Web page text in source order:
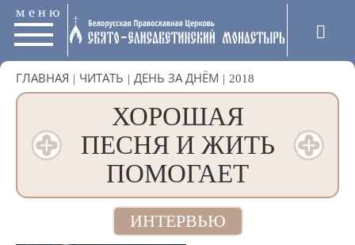
меню
ГЛАВНАЯ | ЧИТАТЬ | ДЕНЬ ЗА ДНЁМ | 2018
ХОРОШАЯ
ПЕСНЯ И ЖИТЬ
ПОМОГАЕТ
ИНТЕРВЬЮ